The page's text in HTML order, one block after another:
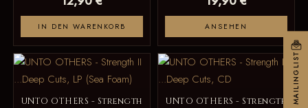
IN DEN WARENKORB ANSEHEN
UNTO OTHERS - Strength
UNTO OTHERS - Strength
MAILINGLIST